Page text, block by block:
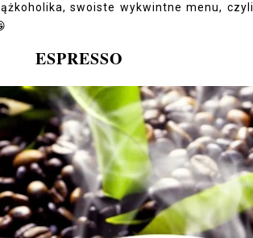
swoiste wykwintne menu, czyli
ESPRESSO